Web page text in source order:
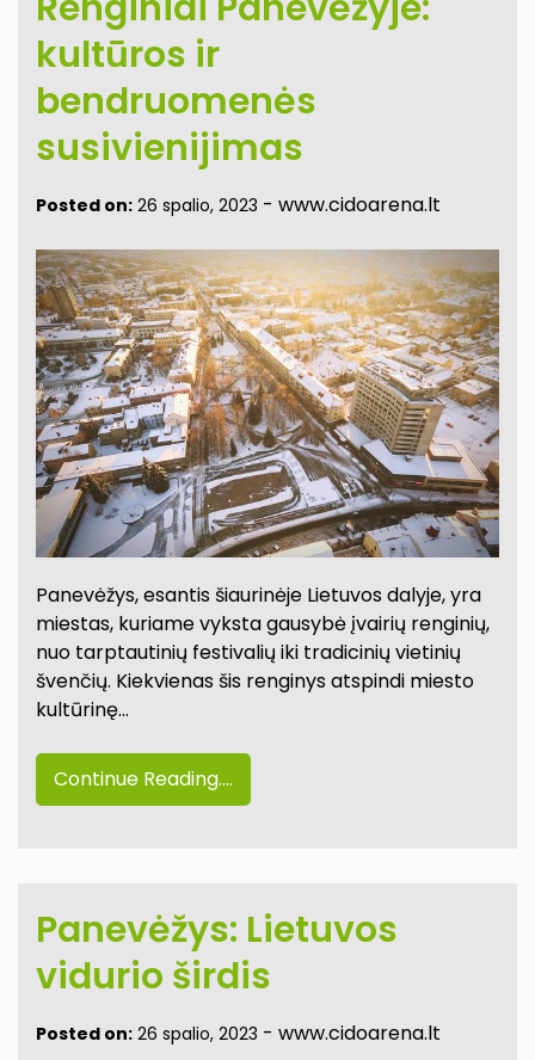
kultūros ir
bendruomenės
susivienijimas
Posted on: 26 spalio, 2023 - www.cidoarena.lt
Panevėžys, esantis šiaurinėje Lietuvos dalyje, yra
miestas, kuriame vyksta gausybė įvairių renginių,
nuo tarptautinių festivalių iki tradicinių vietinių
švenčių. Kiekvienas šis renginys atspindi miesto
kultūrinę…
Continue Reading....
Panevėžys: Lietuvos
vidurio širdis
Posted on: 26 spalio, 2023 - www.cidoarena.lt